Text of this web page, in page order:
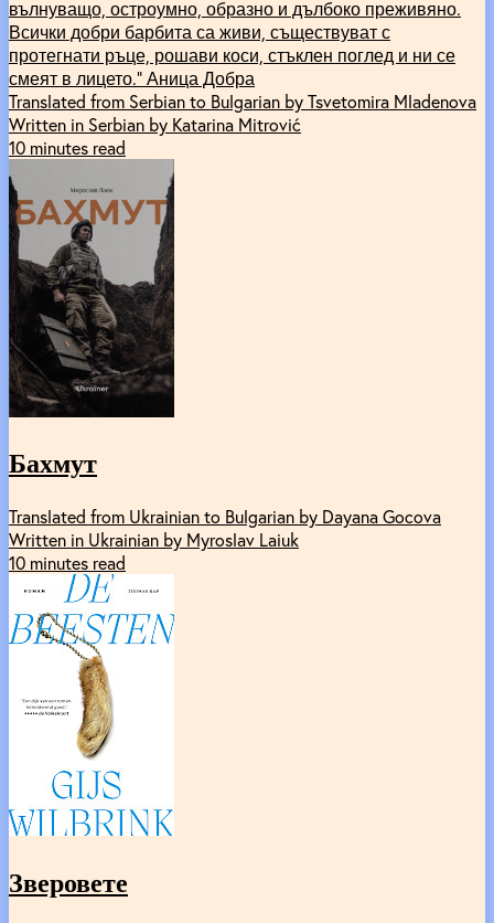
вълнуващо, остроумно, образно и дълбоко преживяно.
Всички добри барбита са живи, съществуват с
протегнати ръце, рошави коси, стъклен поглед и ни се
смеят в лицето.“ Аница Добра
Translated from Serbian to Bulgarian by Tsvetomira Mladenova
Written in Serbian by Katarina Mitrović
10 minutes read
Бахмут
Translated from Ukrainian to Bulgarian by Dayana Gocova
Written in Ukrainian by Myroslav Laiuk
10 minutes read
Зверовете